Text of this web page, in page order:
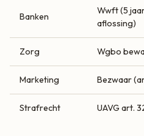
Banken
Wwft (5
aflossing)
Zorg Wgbo
Marketing Bezwaar
Strafrecht UAVG art.